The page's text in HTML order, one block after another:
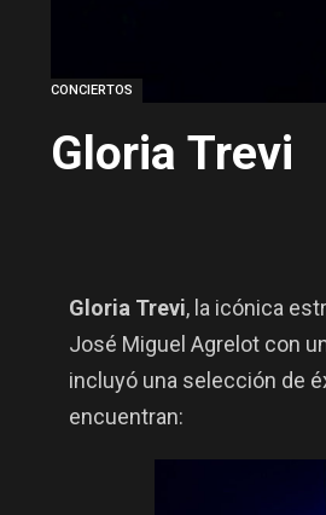
CONCIERTOS
Gloria Trevi
Gloria Trevi, la icónica
José Miguel Agrelot con
incluyó una selección de
encuentran: